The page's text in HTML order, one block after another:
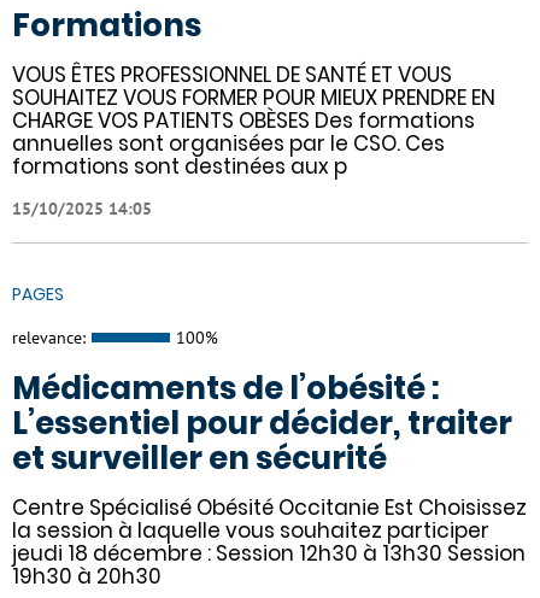
Formations
VOUS ÊTES PROFESSIONNEL DE SANTÉ ET VOUS
SOUHAITEZ VOUS FORMER POUR MIEUX PRENDRE EN
CHARGE VOS PATIENTS OBÈSES Des formations
annuelles sont organisées par le CSO. Ces
formations sont destinées aux p
15/10/2025 14:05
PAGES
relevance: 100%
Médicaments de l’obésité :
L’essentiel pour décider, traiter
et surveiller en sécurité
Centre Spécialisé Obésité Occitanie Est Choisissez
la session à laquelle vous souhaitez participer
jeudi 18 décembre : Session 12h30 à 13h30 Session
19h30 à 20h30